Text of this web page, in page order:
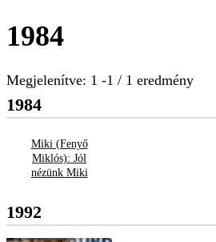
1984
Megjelenítve: 1 -1 / 1 eredmény
1984
Miki (Fenyő
Miklós): Jól
nézünk Miki
1992